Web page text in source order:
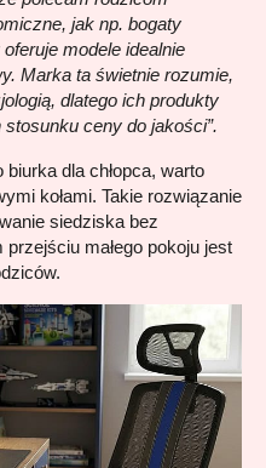
jak np. bogaty
modele idealnie
Marka ta świetnie rozumie,
dlatego ich produkty
ceny do jakości”.
dla chłopca, warto
kołami. Takie rozwiązanie
siedziska bez
małego pokoju jest